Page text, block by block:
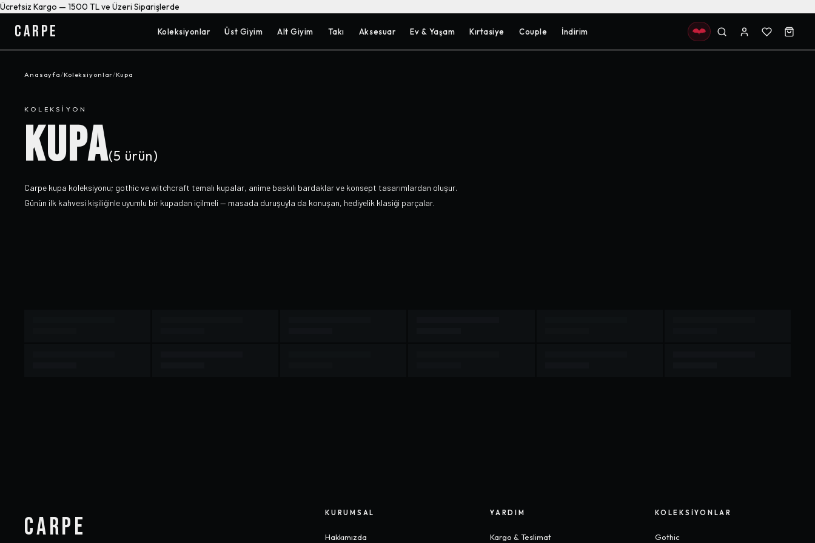
Ücretsiz Kargo — 1500 TL ve Üzeri Siparişlerde
CARPE Koleksiyonlar Üst Giyim Alt Giyim Takı Aksesuar Ev & Yaşam Kırtasiye Couple İndirim
Anasayfa/Koleksiyonlar/Kupa
KOLEKSIYON
KUPA(5 ürün)
Carpe kupa koleksiyonu; gothic ve witchcraft temalı kupalar, anime baskılı bardaklar ve konsept tasarımlardan oluşur.
Günün ilk kahvesi kişiliğinle uyumlu bir kupadan içilmeli — masada duruşuyla da konuşan, hediyelik klasiği parçalar.
CARPE KURUMSAL
Hakkımızda
YARDIM
Kargo & Teslimat
KOLEKSIYONLAR
Gothic